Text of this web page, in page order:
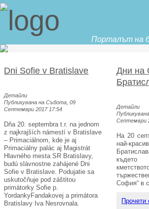
Порталът на
Dni Sofie v Bratislave
Детайли
Публикувана на Събота, 09
Септември 2017 17:54
Dňa 20. septembra t.r. na jednom
z najkrajších námestí v Bratislave
– Primaciálnom, kde je aj
Primaciálny palác aj Magistrát
Hlavného mesta SR Bratislavy,
budú slávnostne zahájené Dni
Sofie v Bratislave. Podujatie sa
uskutočňuje pod záštitou
primátorky Sofie p.
YordankyFandakovej a primátora
Bratislavy Iva Nesrovnala.
Дни на
Детайли
Септември
На 20
най-
София“ в